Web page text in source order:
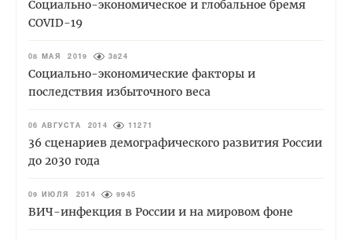
Социально-экономическое и глобальное бремя
COVID-19
08 МАЯ 2019 3824
Социально-экономические факторы и
последствия избыточного веса
06 АВГУСТА 2014 11271
36 сценариев демографического развития России
до 2030 года
09 ИЮЛЯ 2014 9945
ВИЧ-инфекция в России и на мировом фоне